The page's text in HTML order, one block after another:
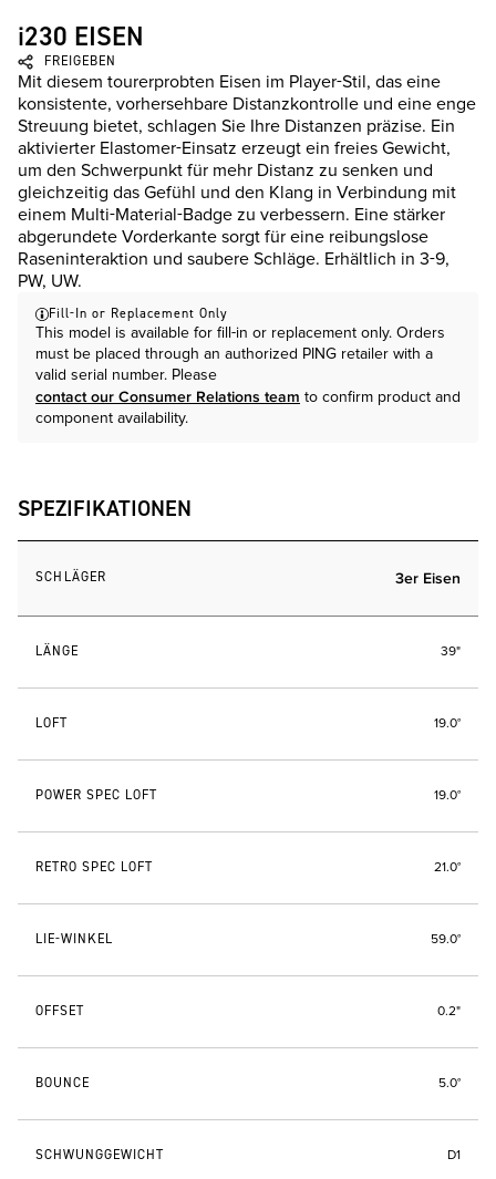
i230 EISEN
FREIGEBEN
Mit diesem tourerprobten Eisen im Player-Stil, das eine
konsistente, vorhersehbare Distanzkontrolle und eine enge
Streuung bietet, schlagen Sie Ihre Distanzen präzise. Ein
aktivierter Elastomer-Einsatz erzeugt ein freies Gewicht,
um den Schwerpunkt für mehr Distanz zu senken und
gleichzeitig das Gefühl und den Klang in Verbindung mit
einem Multi-Material-Badge zu verbessern. Eine stärker
abgerundete Vorderkante sorgt für eine reibungslose
Raseninteraktion und saubere Schläge. Erhältlich in 3-9,
PW, UW.
Fill-In or Replacement Only
This model is available for fill-in or replacement only. Orders
must be placed through an authorized PING retailer with a
valid serial number. Please
contact our Consumer Relations team to confirm product and
component availability.
SPEZIFIKATIONEN
SCHLÄGER 3er Eisen
LÄNGE 39"
LOFT 19.0°
POWER SPEC LOFT 19.0°
RETRO SPEC LOFT 21.0°
LIE-WINKEL 59.0°
OFFSET 0.2"
BOUNCE 5.0°
SCHWUNGGEWICHT D1